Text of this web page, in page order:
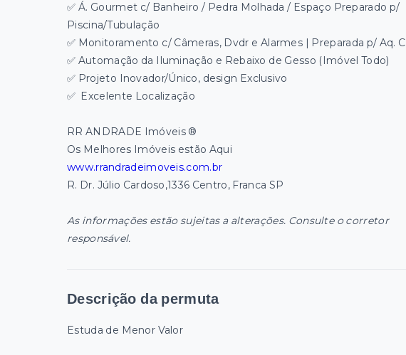
✅ Á. Gourmet c/ Banheiro / Pedra Molhada / Espaço Preparado p/
Piscina/Tubulação
✅ Monitoramento c/ Câmeras, Dvdr e Alarmes | Preparada p/ Aq.
✅ Automação da Iluminação e Rebaixo de Gesso (Imóvel Todo)
✅ Projeto Inovador/Único, design Exclusivo
✅ Excelente Localização
RR ANDRADE Imóveis ®
Os Melhores Imóveis estão Aqui
www.rrandradeimoveis.com.br
R. Dr. Júlio Cardoso,1336 Centro, Franca SP
As informações estão sujeitas a alterações. Consulte o corretor
responsável.
Descrição da permuta
Estuda de Menor Valor